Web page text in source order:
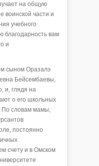
на общую
воинской части и
учебного
благодарность вам
и
сыном Оразалэ
Бейсембаевы,
и, глядя на
о его школьных
По словам мамы,
постоянно
счету и в Омском